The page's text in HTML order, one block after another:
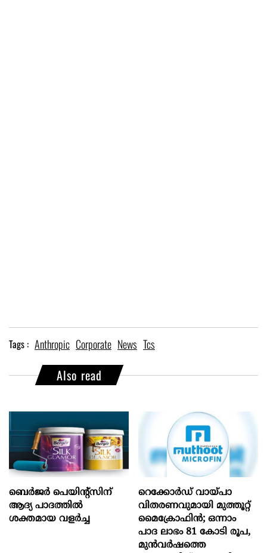
Tags : Anthropic Corporate News Tcs
Also read
ബെർജർ പെയിന്റ്സിന്
ആദ്യ പാദത്തിൽ
ശക്തമായ വളർച്ച
റെക്കോർഡ് വായ്പാ
വിതരണവുമായി മുത്തൂറ്റ്
മൈക്രോഫിൻ; ഒന്നാം
പാദ ലാഭം 81 കോടി രൂപ,
മുൻവർഷത്തെ